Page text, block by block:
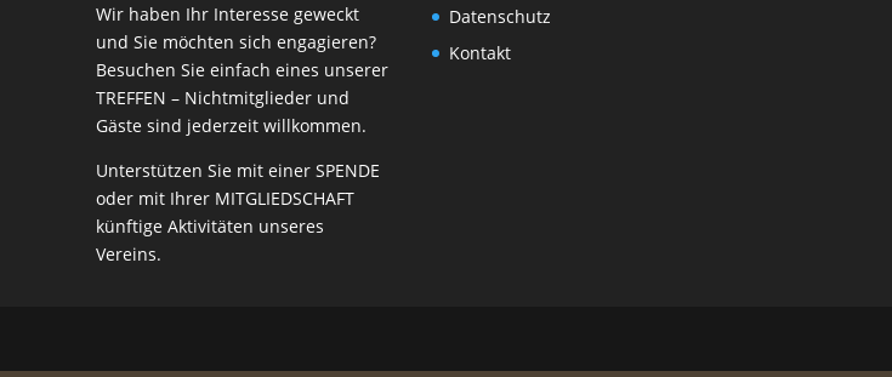
Wir haben Ihr Interesse geweckt
und Sie möchten sich engagieren?
Besuchen Sie einfach eines unserer
TREFFEN – Nichtmitglieder und
Gäste sind jederzeit willkommen.
Unterstützen Sie mit einerSPENDE
oder mit Ihrer MITGLIEDSCHAFT
künftige Aktivitäten unseres
Vereins.
Datenschutz
Kontakt